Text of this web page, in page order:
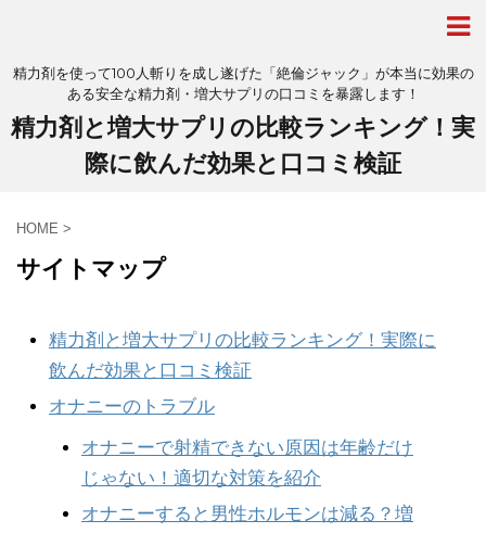
精力剤を使って100人斬りを成し遂げた「絶倫ジャック」が本当に効果の
ある安全な精力剤・増大サプリの口コミを暴露します！
精力剤と増大サプリの比較ランキング！実
際に飲んだ効果と口コミ検証
HOME >
サイトマップ
精力剤と増大サプリの比較ランキング！実際に
飲んだ効果と口コミ検証
オナニーのトラブル
オナニーで射精できない原因は年齢だけ
じゃない！適切な対策を紹介
オナニーすると男性ホルモンは減る？増